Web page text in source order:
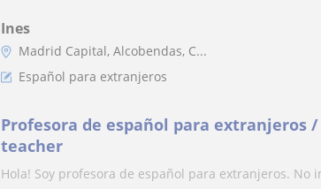
Ines
Madrid Capital, Alcobendas, C...
Español para extranjeros
Profesora de español para extranjeros /
teacher
Hola! Soy profesora de español para extranjeros.